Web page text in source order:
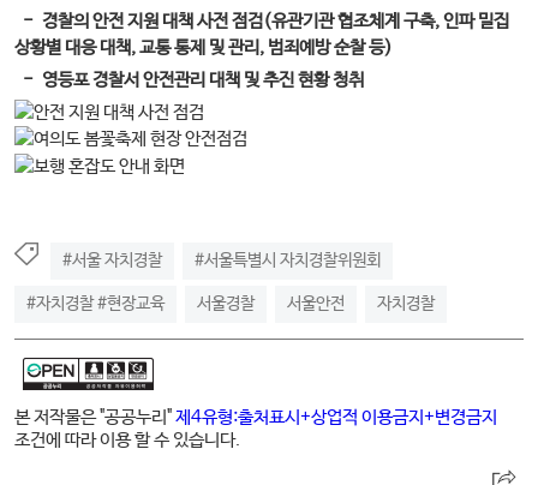
- 경찰의 안전 지원 대책 사전 점검(유관기관 협조체계 구축, 인파 밀집
상황별 대응 대책, 교통 통제 및 관리, 범죄예방 순찰 등)
- 영등포 경찰서 안전관리 대책 및 추진 현황 청취
#서울 자치경찰 #서울특별시 자치경찰위원회
#자치경찰 #현장교육 서울경찰 서울안전 자치경찰
본 저작물은 "공공누리"제4유형:출처표시+상업적 이용금지+변경금지
조건에 따라 이용 할 수 있습니다.